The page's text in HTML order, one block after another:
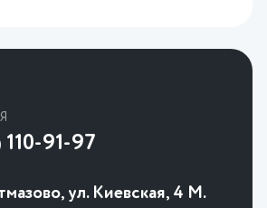
91-97
ул. Киевская, 4 М.